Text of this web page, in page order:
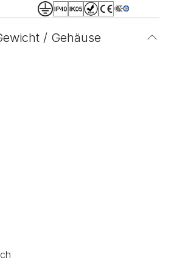
/ Gehäuse